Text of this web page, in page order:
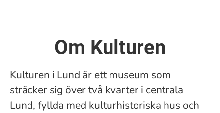
Om Kulturen
Kulturen i Lund är ett museum som
sträcker sig över två kvarter i centrala
Lund, fyllda med kulturhistoriska hus och